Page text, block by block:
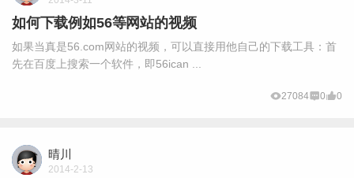
如何下载例如56等网站的视频
如果当真是56.com网站的视频，可以直接用他自己的下载工具：首
先在百度上搜索一个软件，即56ican ...
27084 0 0
晴川
2014-2-13